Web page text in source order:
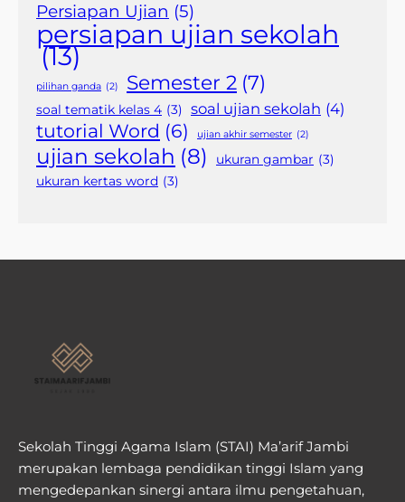
Persiapan Ujian (5)
persiapan ujian sekolah
(13)
pilihan ganda (2) Semester 2 (7)
soal tematik kelas 4 (3) soal ujian sekolah (4)
tutorial Word (6) ujian akhir semester (2)
ujian sekolah (8) ukuran gambar (3)
ukuran kertas word (3)
Sekolah Tinggi Agama Islam (STAI) Ma’arif Jambi
merupakan lembaga pendidikan tinggi Islam yang
mengedepankan sinergi antara ilmu pengetahuan,